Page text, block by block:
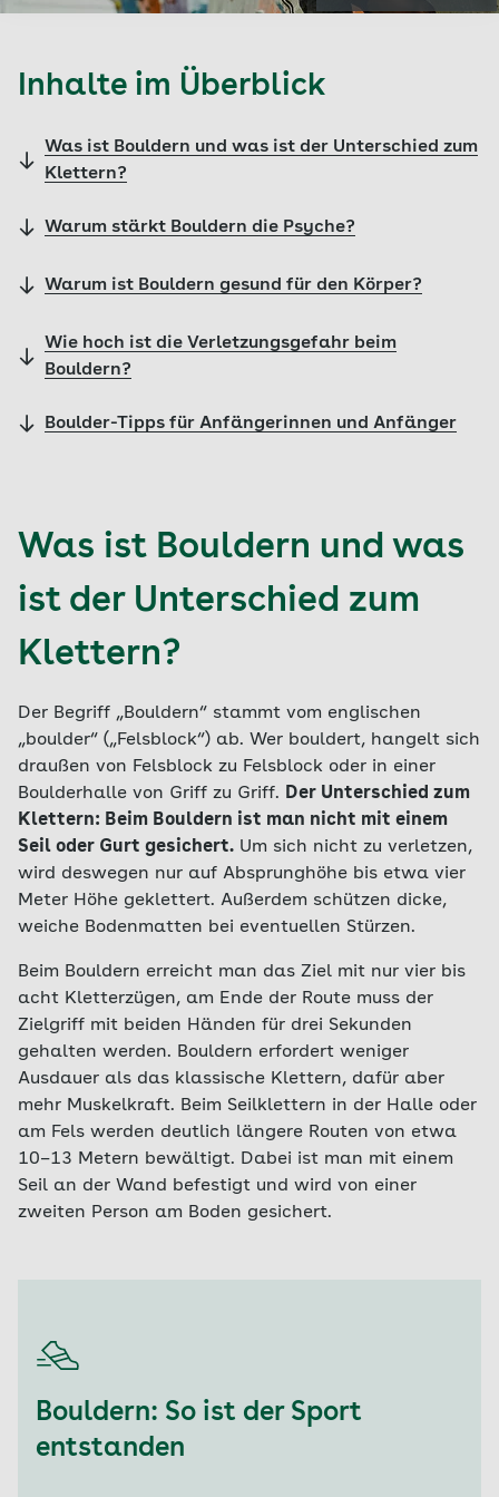
Inhalte im Überblick
Was ist Bouldern und was ist der Unterschied zum
Klettern?
Warum stärkt Bouldern die Psyche?
Warum ist Bouldern gesund für den Körper?
Wie hoch ist die Verletzungsgefahr beim
Bouldern?
Boulder-Tipps für Anfängerinnen und Anfänger
Was ist Bouldern und was
ist der Unterschied zum
Klettern?
Der Begriff „Bouldern“ stammt vom englischen
„boulder“ („Felsblock“) ab. Wer bouldert, hangelt sich
draußen von Felsblock zu Felsblock oder in einer
Boulderhalle von Griff zu Griff. Der Unterschied zum
Klettern: Beim Bouldern ist man nicht mit einem
Seil oder Gurt gesichert. Um sich nicht zu verletzen,
wird deswegen nur auf Absprunghöhe bis etwa vier
Meter Höhe geklettert. Außerdem schützen dicke,
weiche Bodenmatten bei eventuellen Stürzen.
Beim Bouldern erreicht man das Ziel mit nur vier bis
acht Kletterzügen, am Ende der Route muss der
Zielgriff mit beiden Händen für drei Sekunden
gehalten werden. Bouldern erfordert weniger
Ausdauer als das klassische Klettern, dafür aber
mehr Muskelkraft. Beim Seilklettern in der Halle oder
am Fels werden deutlich längere Routen von etwa
10–13 Metern bewältigt. Dabei ist man mit einem
Seil an der Wand befestigt und wird von einer
zweiten Person am Boden gesichert.
Bouldern: So ist der Sport
entstanden